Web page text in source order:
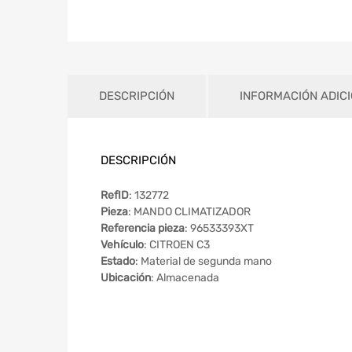
DESCRIPCIÓN INFORMACIÓN
DESCRIPCIÓN
RefID: 132772
Pieza: MANDO CLIMATIZADOR
Referencia pieza: 96533393XT
Vehículo: CITROEN C3
Estado: Material de segunda mano
Ubicación: Almacenada